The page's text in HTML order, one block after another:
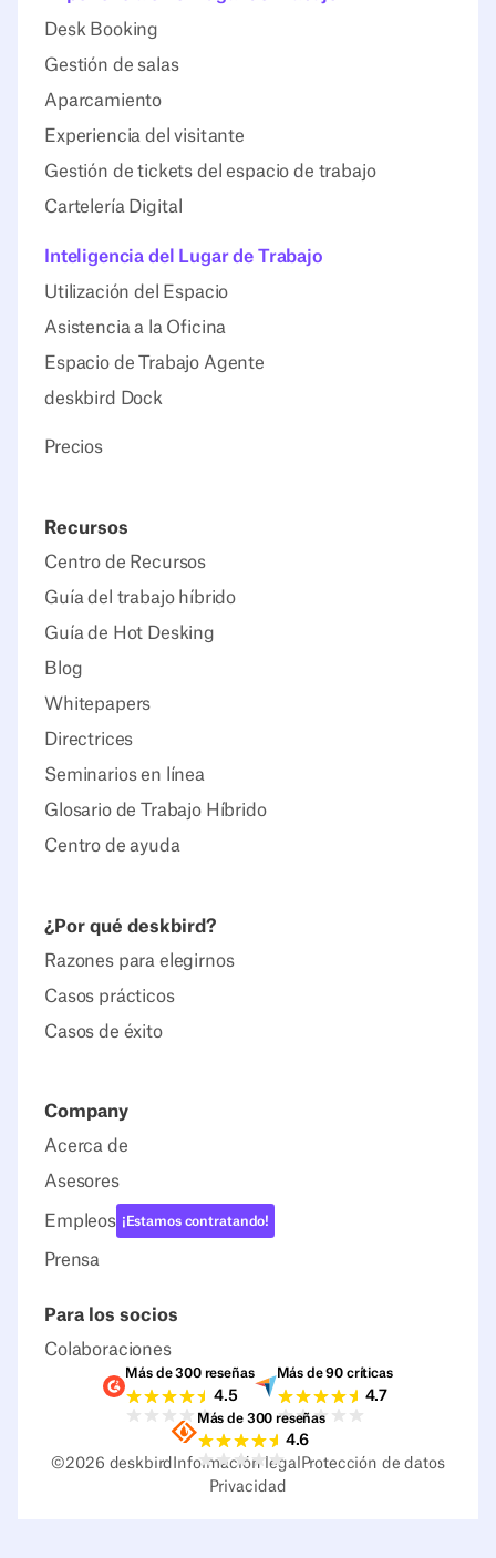
Desk Booking
Gestión de salas
Aparcamiento
Experiencia del visitante
Gestión de tickets del espacio de trabajo
Cartelería Digital
Inteligencia del Lugar de Trabajo
Utilización del Espacio
Asistencia a la Oficina
Espacio de Trabajo Agente
deskbird Dock
Precios
Recursos
Centro de Recursos
Guía del trabajo híbrido
Guía de Hot Desking
Blog
Whitepapers
Directrices
Seminarios en línea
Glosario de Trabajo Híbrido
Centro de ayuda
¿Por qué deskbird?
Razones para elegirnos
Casos prácticos
Casos de éxito
Company
Acerca de
Asesores
Empleos ¡Estamos contratando!
Prensa
Para los socios
Colaboraciones
Valoraciones G2
Más de 300 reseñas
4.5
Valoraciones
Más de 90 críticas
4.7
Valoraciones Sourceforge
Más de 300 reseñas
4.6
©2026 deskbird Información legal Protección de datos
Privacidad